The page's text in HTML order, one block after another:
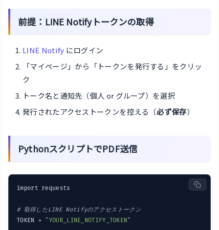
前提：LINE Notifyトークンの取得
LINE Notify にログイン
「マイページ」から「トークンを発行する」をクリッ
ク
トーク名と通知先（個人 or グループ）を選択
発行されたアクセストークンを控える（必ず保存）
PythonスクリプトでPDF送信
import requests
# 取得したLINE Notifyのアクセストークン
TOKEN =
"YOUR_LINE_NOTIFY_TOKEN"